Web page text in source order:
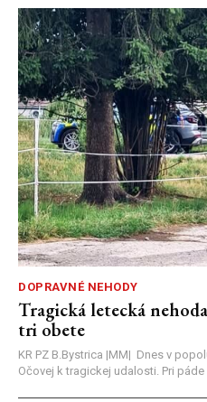
DOPRAVNÉ NEHODY
Tragická letecká
tri obete
KR PZ B.Bystrica |MM| Dnes v
Očovej k tragickej udalosti. Pri páde